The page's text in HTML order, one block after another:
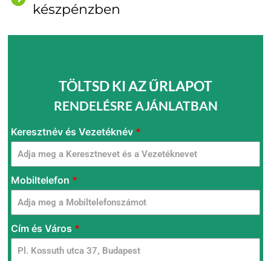
készpénzben
TÖLTSD KI AZ ŰRLAPOT
RENDELÉSRE AJÁNLATBAN
Flamyfox
Aspirapolvere
Ungheria
Keresztnév és Vezetéknév *
Mobiltelefon *
Cím és Város *